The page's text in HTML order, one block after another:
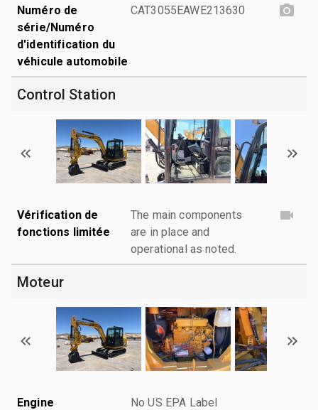
Numéro de
série/Numéro
d'identification du
véhicule automobile
CAT3055EAWE213630
Control Station
Vérification de
fonctions limitée
The main components
are in place and
operational as noted.
Moteur
Engine
No US EPA Label